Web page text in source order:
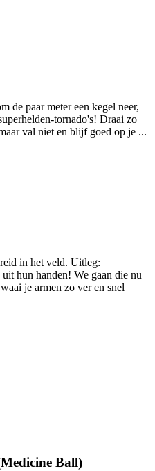
de paar meter een kegel neer,
tornado's! Draai zo
val niet en blijf goed op je ...
in het veld. Uitleg:
hun handen! We gaan die nu
je armen zo ver en snel
Ball)